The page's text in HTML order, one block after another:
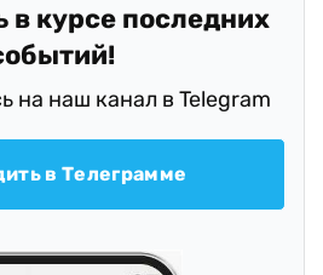
в курсе последних
на наш канал в Telegram
в Телеграмме